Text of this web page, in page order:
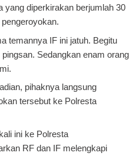
yang diperkirakan berjumlah 30
temannya IF ini jatuh. Begitu
Sedangkan enam orang
pihaknya langsung
tersebut ke Polresta
ini ke Polresta
RF dan IF melengkapi